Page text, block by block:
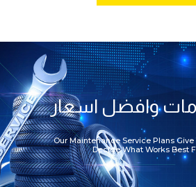
Our Maintenance Service Plans Give
Decide What Works Best
وافضل اسعار